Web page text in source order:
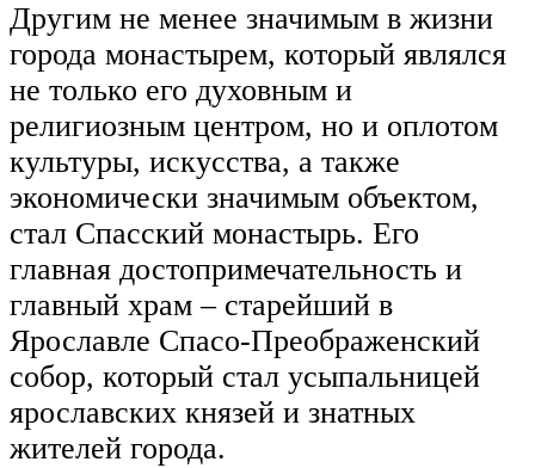
Другим не менее значимым в жизни
города монастырем, который являлся
не только его духовным и
религиозным центром, но и оплотом
культуры, искусства, а также
экономически значимым объектом,
стал Спасский монастырь. Его
главная достопримечательность и
главный храм – старейший в
Ярославле Спасо-Преображенский
собор, который стал усыпальницей
ярославских князей и знатных
жителей города.